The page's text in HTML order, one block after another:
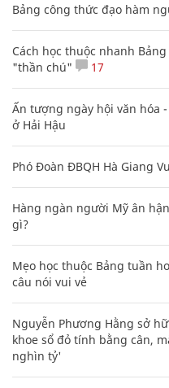
Bảng công thức đạo hàm
Cách học thuộc nhanh
"thần chú"
17
Ấn tượng ngày hội văn hóa
ở Hải Hậu
Phó Đoàn ĐBQH Hà Giang
Hàng ngàn người Mỹ ân
gì?
Mẹo học thuộc Bảng tuần
câu nói vui vẻ
Nguyễn Phương Hằng sở
khoe sổ đỏ tính bằng cân,
nghìn tỷ'